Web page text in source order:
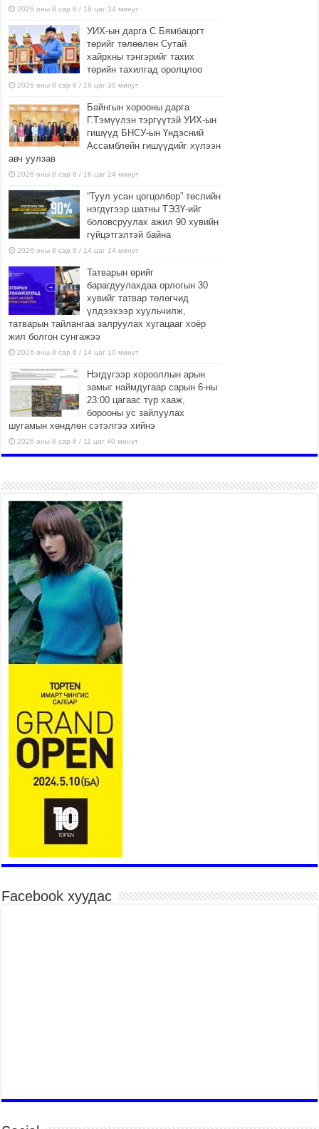
2026 оны 8 сар 6 / 16 цаг 34 минут
УИХ-ын дарга С.Бямбацогт
төрийг төлөөлөн Сутай
хайрхны тэнгэрийг тахих
төрийн тахилгад оролцлоо
2026 оны 8 сар 6 / 16 цаг 30 минут
Байнгын хорооны дарга
Г.Тэмүүлэн тэргүүтэй УИХ-ын
гишүүд БНСУ-ын Үндэсний
Ассамблейн гишүүдийг хүлээн
авч уулзав
2026 оны 8 сар 6 / 16 цаг 24 минут
“Туул усан цогцолбор” төслийн
нэгдүгээр шатны ТЭЗҮ-ийг
боловсруулах ажил 90 хувийн
гүйцэтгэлтэй байна
2026 оны 8 сар 6 / 14 цаг 14 минут
Татварын өрийг
барагдуулахдаа орлогын 30
хувийг татвар төлөгчид
үлдээхээр хуульчилж,
татварын тайлангаа залруулах хугацааг хоёр
жил болгон сунгажээ
2026 оны 8 сар 6 / 14 цаг 10 минут
Нэгдүгээр хорооллын арын
замыг наймдугаар сарын 6-ны
23:00 цагаас түр хааж,
борооны ус зайлуулах
шугамын хөндлөн сэтэлгээ хийнэ
2026 оны 8 сар 6 / 11 цаг 40 минут
Н.Номтойбаяр Дорноговь
аймагт ажиллав
2026 оны 8 сар 6 / 9 цаг 25 минут
Өвөлжилтийн бэлтгэл ажлын
хүрээнд Шадар сайд
Н.Номтойбаяр Дорнод аймагт
ажиллав
2026 оны 8 сар 5 / 18 цаг 19 минут
Бүх шатанд хэмнэлтийн
горимд шилжиж, найр наадам,
зөвлөгөөн, гадаад томилолтыг
хориглолоо
УИХ-ын дарга С.Бямбацогт
Зүүн Азийн эрэгтэйчүүдийн
волейболын аварга
шалгаруулах тэмцээнийг
нээж, баг тамирчдад амжилт хүслээ
2026 оны 8 сар 5 / 16 цаг 22 минут
Төрийн байгуулалтын байнгын
тогтоолын 16 төслийг батлуулжээ
2026 оны 8 сар 5 / 13 цаг 27 минут
Нийслэлийн Засаг дарга
Захирагч Б.Пүрэвдагва БНЭУ-
2026 оны 8 сар 4 / 15 цаг 49 минут
COP17 хурлын бэлтгэл ажил
Facebook хуудас